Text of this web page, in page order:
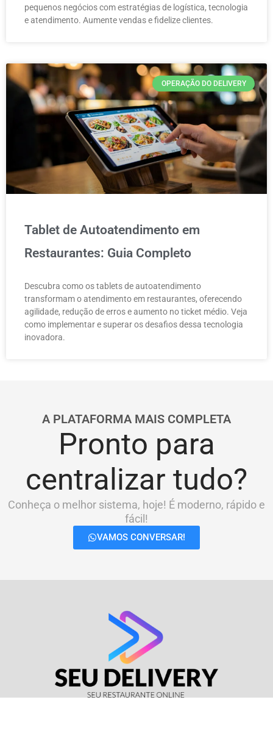
pequenos negócios com estratégias de logística, tecnologia
e atendimento. Aumente vendas e fidelize clientes.
OPERAÇÃO DO DELIVERY
Tablet de Autoatendimento em
Restaurantes: Guia Completo
Descubra como os tablets de autoatendimento
transformam o atendimento em restaurantes, oferecendo
agilidade, redução de erros e aumento no ticket médio. Veja
como implementar e superar os desafios dessa tecnologia
inovadora.
A PLATAFORMA MAIS COMPLETA
Pronto para
centralizar tudo?
Conheça o melhor sistema, hoje! É moderno, rápido e
fácil!
VAMOS CONVERSAR!